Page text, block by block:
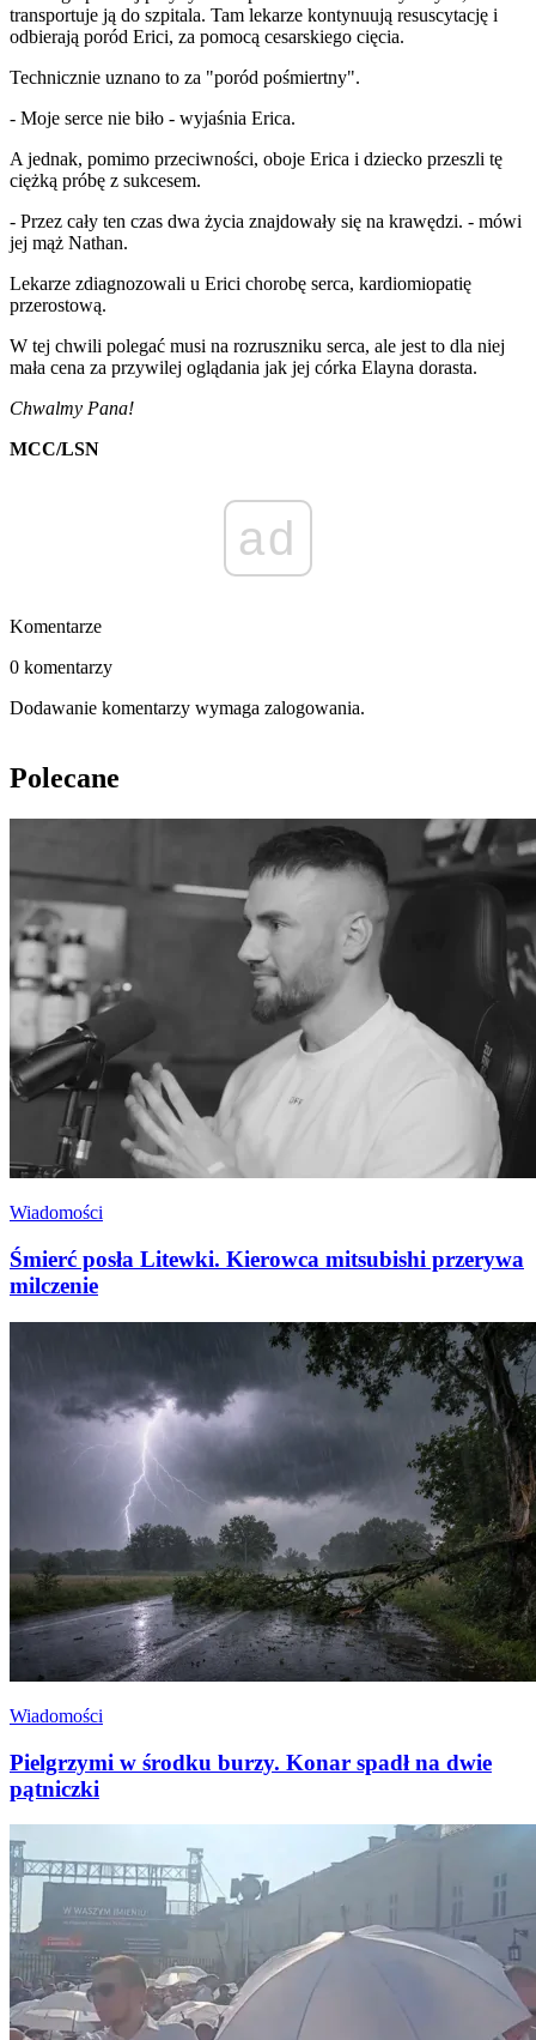
transportuje ją do szpitala. Tam lekarze kontynuują resuscytację i
odbierają poród Erici, za pomocą cesarskiego cięcia.
Technicznie uznano to za "poród pośmiertny".
- Moje serce nie biło - wyjaśnia Erica.
A jednak, pomimo przeciwności, oboje Erica i dziecko przeszli tę
ciężką próbę z sukcesem.
- Przez cały ten czas dwa życia znajdowały się na krawędzi. - mówi
jej mąż Nathan.
Lekarze zdiagnozowali u Erici chorobę serca, kardiomiopatię
przerostową.
W tej chwili polegać musi na rozruszniku serca, ale jest to dla niej
mała cena za przywilej oglądania jak jej córka Elayna dorasta.
Chwalmy Pana!
MCC/LSN
ad
Komentarze
0 komentarzy
Dodawanie komentarzy wymaga zalogowania.
Polecane
Wiadomości
Śmierć posła Litewki. Kierowca mitsubishi przerywa
milczenie
Wiadomości
Pielgrzymi w środku burzy. Konar spadł na dwie
pątniczki